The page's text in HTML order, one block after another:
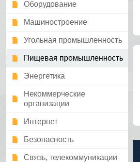
Оборудование
Машиностроение
Угольная промышленность
Пищевая промышленность
Энергетика
Некоммерческие
организации
Интернет
Безопасность
Связь, телекоммуникации